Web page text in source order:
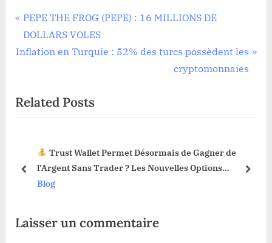
Navigation
de
P
r
e
o
u
o
:
PEPE THE FROG (PEPE) : 16 MILLIONS DE
DOLLARS VOLES
N
t
P
Inflation en Turquie : 52% des turcs possèdent les
cryptomonnaies
Related Posts
de Gagner de
Options
La Fonction Sell Limit Débarque
Web3 : Voici Pourquoi Ça Change
prev next
Laisser un commentaire